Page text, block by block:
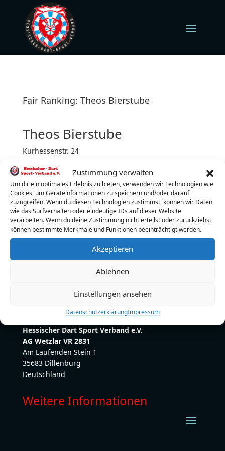
Zustimmung verwalten
Um dir ein optimales Erlebnis zu bieten, verwenden wir Technologien wie
Cookies, um Geräteinformationen zu speichern und/oder darauf
zuzugreifen. Wenn du diesen Technologien zustimmst, können wir Daten
wie das Surfverhalten oder eindeutige IDs auf dieser Website
verarbeiten. Wenn du deine Zustimmung nicht erteilst oder zurückziehst,
können bestimmte Merkmale und Funktionen beeinträchtigt werden.
Akzeptieren
Ablehnen
Einstellungen ansehen
DatenschutzerklärungImpressum
Fair Ranking: Theos Bierstube
Theos Bierstube
Kurhessenstr. 24
Dienstag (jeden)
Turnierbeginn: 19:00 Uhr
Turnierleiter:Marcus Axt
Telefon:01713442944
E-Mail: marcuspohle21@gmail.com
Hessischer Dart Sport Verband e.V.
AG Wetzlar VR 2831
Am Laufenden Stein 1
35683 Dillenburg
Deutschland
Weitere Informationen